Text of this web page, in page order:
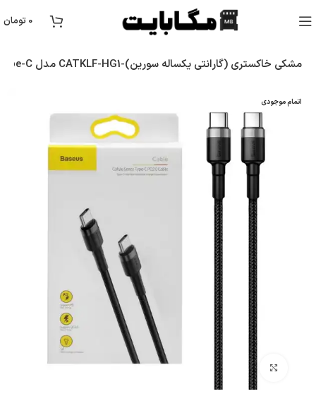
0 تومان
کابل شارژ فست Baseus Type-C To Type-C مدل CATKLF-HG1-مشکی خاکستری (گارانتی یکساله سورین)
اتمام موجودی
بزرگنمایی تصویر